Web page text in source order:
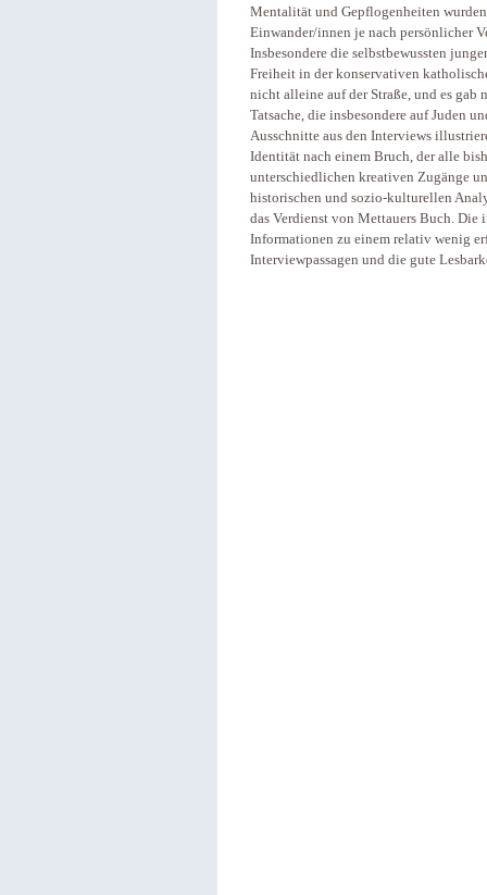
Mentalität und Gepflogenheiten
Einwander/innen je nach persönlicher
Insbesondere die selbstbewussten
Freiheit in der konservativen
nicht alleine auf der Straße, und es gab
Tatsache, die insbesondere auf Juden
Ausschnitte aus den Interviews
Identität nach einem Bruch, der alle
unterschiedlichen kreativen Zugänge
historischen und sozio-kulturellen
das Verdienst von Mettauers Buch. Die
Informationen zu einem relativ wenig
Interviewpassagen und die gute